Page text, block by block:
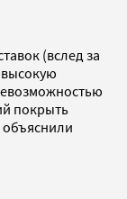
(вслед за
покрыть